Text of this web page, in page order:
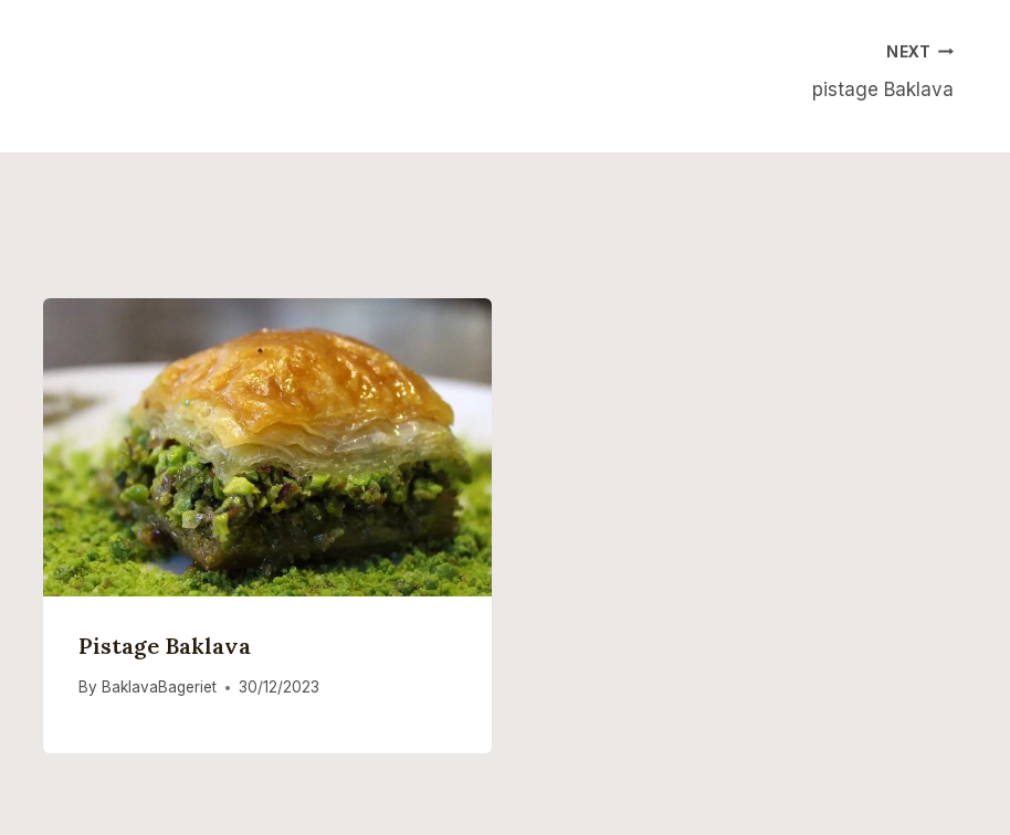
NEXT
pistage Baklava
Pistage Baklava
By BaklavaBageriet 30/12/2023